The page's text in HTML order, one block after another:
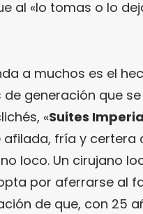
al «lo tomas o lo
a muchos es el
generación que
«Suites
afilada, fría y certera
loco. Un cirujano
por aferrarse al
de que, con 25